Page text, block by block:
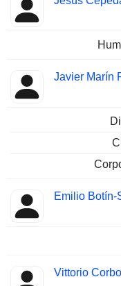
Javier Marín
Emilio Botín-
Vittorio